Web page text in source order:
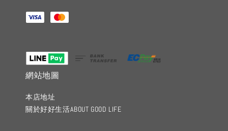
網站地圖
本店地址
關於好好生活ABOUT GOOD LIFE